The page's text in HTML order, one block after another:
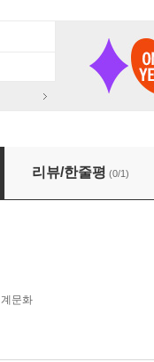
다지 저자 강연 (추가 모
리뷰/한줄평 (0/1)
문화